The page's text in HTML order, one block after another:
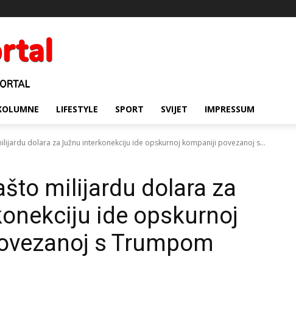
LIFESTYLE SPORT SVIJET IMPRESSUM
dolara za Južnu interkonekciju ide opskurnoj kompaniji povezanoj s...
milijardu dolara za
ide opskurnoj
s Trumpom